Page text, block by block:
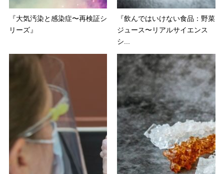
『大気汚染と感染症〜再検証シ
リーズ』
『飲んではいけない食品：野菜
ジュース〜リアルサイエンス
シ...